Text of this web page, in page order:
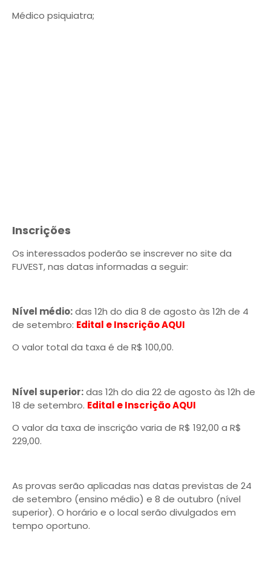
Médico psiquiatra;
Inscrições
Os interessados poderão se inscrever no site da
FUVEST, nas datas informadas a seguir:
Nível médio:das 12h do dia 8 de agosto às 12h de 4
de setembro: Edital e Inscrição AQUI
O valor total da taxa é de R$ 100,00.
Nível superior:das 12h do dia 22 de agosto às 12h de
18 de setembro. Edital e Inscrição AQUI
O valor da taxa de inscrição varia de R$ 192,00 a R$
229,00.
As provas serão aplicadas nas datas previstas de 24
de setembro (ensino médio) e 8 de outubro (nível
superior). O horário e o local serão divulgados em
tempo oportuno.